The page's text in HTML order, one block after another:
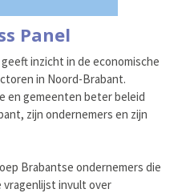
Panel
inzicht in de economische
in Noord-Brabant.
en gemeenten beter beleid
zijn ondernemers en zijn
Brabantse ondernemers die
vragenlijst invult over